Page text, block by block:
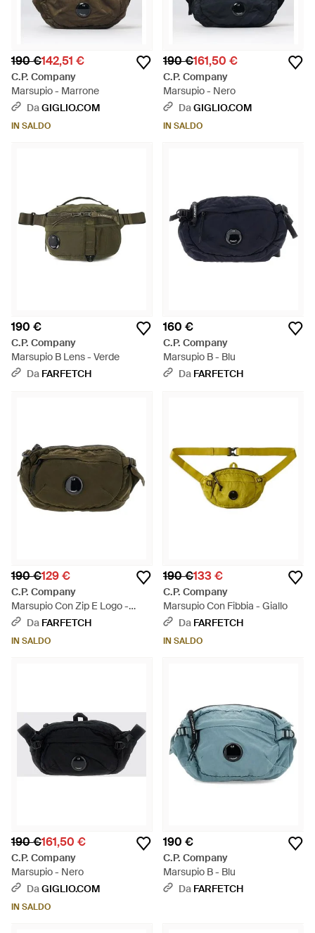
190 €142,51 €
C.P. Company
Marsupio - Marrone
DaGIGLIO.COM
IN SALDO
190 €161,50 €
C.P. Company
Marsupio - Nero
DaGIGLIO.COM
IN SALDO
190 €
C.P. Company
Marsupio B Lens - Verde
Da FARFETCH
160 €
C.P. Company
Marsupio B - Blu
Da FARFETCH
190 €129 €
C.P. Company
Marsupio Con Zip E Logo -
Verde
Da FARFETCH
IN SALDO
190 €133 €
C.P. Company
Marsupio Con Fibbia - Giallo
Da FARFETCH
IN SALDO
190 €161,50 €
C.P. Company
Marsupio - Nero
DaGIGLIO.COM
IN SALDO
190 €
C.P. Company
Marsupio B - Blu
Da FARFETCH